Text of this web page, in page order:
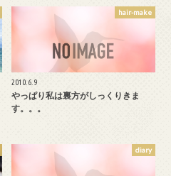
hair-make
2010.6.9
やっぱり私は裏方がしっくりきま
す。。。
diary